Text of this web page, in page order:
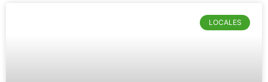
LOCALES